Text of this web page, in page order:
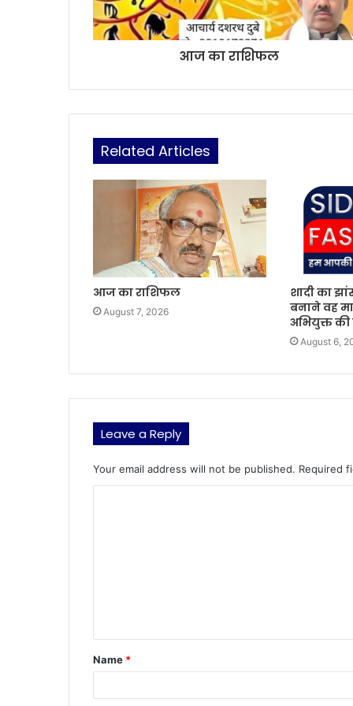
आज का राशिफल
Related Articles
आज का राशिफल
August 7, 2026
शादी का
बनाने वह
अभियुक्त की
August 6,
Leave a Reply
Your email address will not be published. Required
t
*
Name *